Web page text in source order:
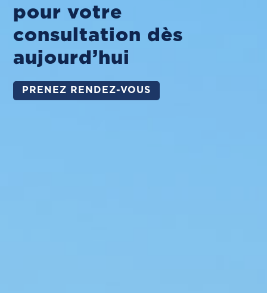
pour votre
consultation dès
aujourd’hui
PRENEZ RENDEZ-VOUS